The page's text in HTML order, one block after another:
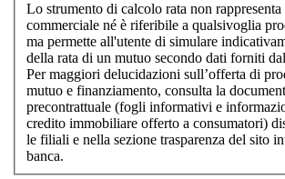
Lo strumento di calcolo rata non rappresenta
commerciale né è riferibile a qualsivoglia
ma permette all'utente di simulare
della rata di un mutuo secondo dati forniti
Per maggiori delucidazioni sull’offerta di
mutuo e finanziamento, consulta la
precontrattuale (fogli informativi e
credito immobiliare offerto a consumatori)
le filiali e nella sezione trasparenza del sito
banca.